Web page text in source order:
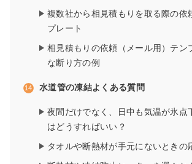
複数社から相見積もりを取る際の依
プレート
相見積もりの依頼（メール用）テン
な断り方の例
水道管の凍結よくある質問
夜間だけでなく、日中も気温が氷点
はどうすればいい？
タオルや断熱材が手元にないときの